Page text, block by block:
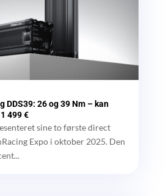
DDS39: 26 og 39 Nm – kan
499 €
sine to første direct
Expo i oktober 2025. Den